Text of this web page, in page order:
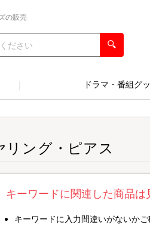
の販売
ドラマ・番組グ
リング・ピアス
キーワードに関連した商品は
キーワードに入力間違いがないかご